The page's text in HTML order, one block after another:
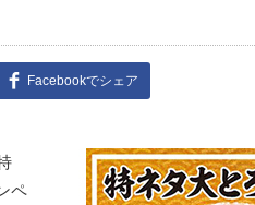
Facebookでシェア
ペ